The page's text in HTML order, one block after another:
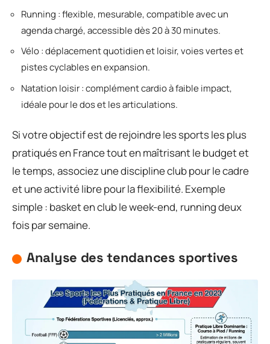
Running : flexible, mesurable, compatible avec un
agenda chargé, accessible dès 20 à 30 minutes.
Vélo : déplacement quotidien et loisir, voies vertes et
pistes cyclables en expansion.
Natation loisir : complément cardio à faible impact,
idéale pour le dos et les articulations.
Si votre objectif est de rejoindre les sports les plus
pratiqués en France tout en maîtrisant le budget et
le temps, associez une discipline club pour le cadre
et une activité libre pour la flexibilité. Exemple
simple : basket en club le week-end, running deux
fois par semaine.
Analyse des tendances sportives